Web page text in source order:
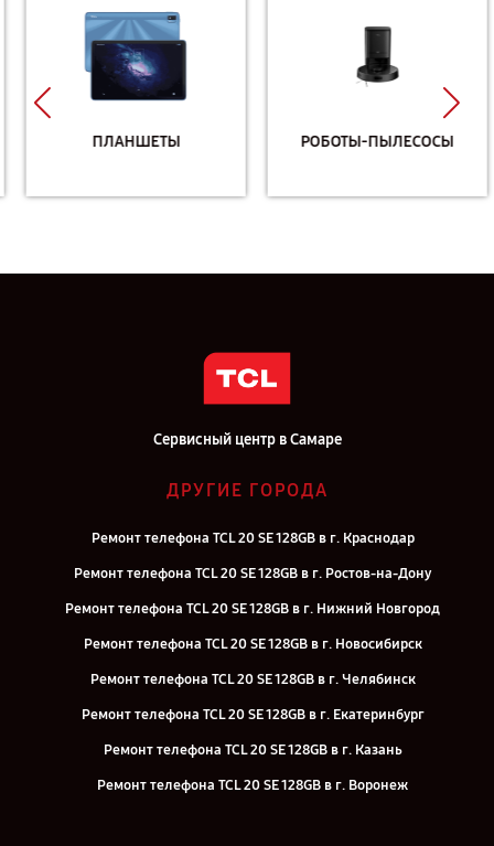
ПЛАНШЕТЫ РОБОТЫ-ПЫЛЕСОСЫ
Сервисный центр в Самаре
ДРУГИЕ ГОРОДА
Ремонт телефона TCL 20 SE 128GB в г. Краснодар
Ремонт телефона TCL 20 SE 128GB в г. Ростов-на-Дону
Ремонт телефона TCL 20 SE 128GB в г. Нижний Новгород
Ремонт телефона TCL 20 SE 128GB в г. Новосибирск
Ремонт телефона TCL 20 SE 128GB в г. Челябинск
Ремонт телефона TCL 20 SE 128GB в г. Екатеринбург
Ремонт телефона TCL 20 SE 128GB в г. Казань
Ремонт телефона TCL 20 SE 128GB в г. Воронеж